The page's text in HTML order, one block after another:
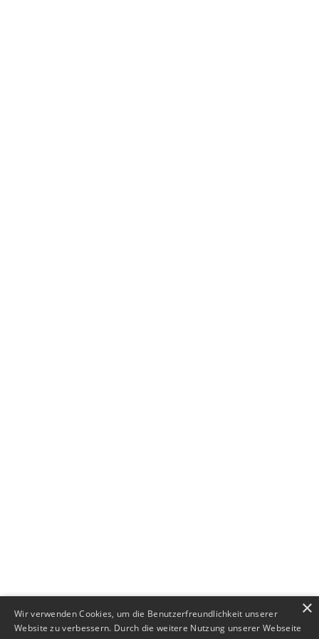
×
Wir verwenden Cookies, um die Benutzerfreundlichkeit unserer
Website zu verbessern. Durch die weitere Nutzung unserer Webseite